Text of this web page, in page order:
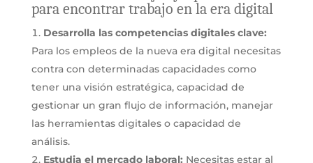
para encontrar trabajo en la era digital
Desarrolla las competencias digitales clave:
Para los empleos de la nueva era digital necesitas
contra con determinadas capacidades como
tener una visión estratégica, capacidad de
gestionar un gran flujo de información, manejar
las herramientas digitales o capacidad de
análisis.
Estudia el mercado laboral: Necesitas estar al